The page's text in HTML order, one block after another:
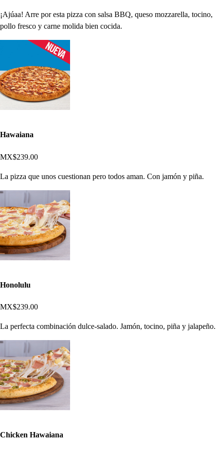
¡Ajúaa! Arre por esta pizza con salsa BBQ, queso mozzarella, tocino,
pollo fresco y carne molida bien cocida.
Hawaiana
MX$239.00
La pizza que unos cuestionan pero todos aman. Con jamón y piña.
Honolulu
MX$239.00
La perfecta combinación dulce-salado. Jamón, tocino, piña y jalapeño.
Chicken Hawaiana